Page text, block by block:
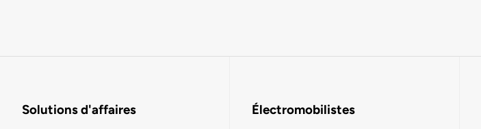
Solutions d'affaires Électromobilistes